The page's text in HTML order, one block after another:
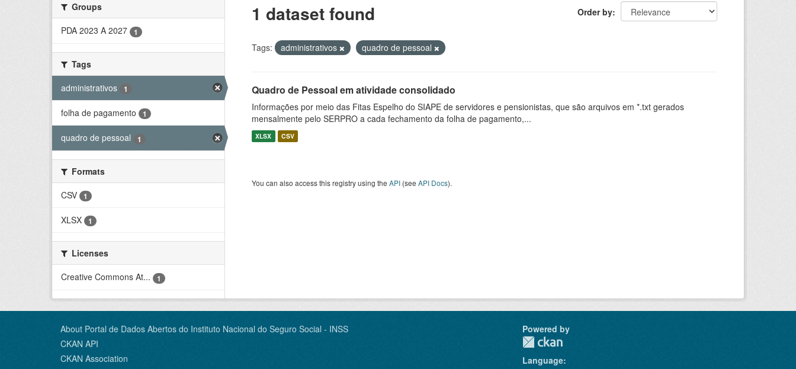
Groups
PDA 2023 A 2027
1
Tags
administrativos
1
folha de pagamento 1
quadro de pessoal 1
Formats
CSV
1
XLSX 1
Licenses
Creative Commons At...
1
Order by
1 dataset found
Tags: administrativos quadro de pessoal
Quadro de Pessoal em atividade consolidado
Informações por meio das Fitas Espelho do SIAPE de servidores e pensionistas, que são arquivos em *.txt gerados
mensalmente pelo SERPRO a cada fechamento da folha de pagamento,...
XLSX CSV
You can also access this registry using the API (see API Docs).
About Portal de Dados Abertos do Instituto Nacional do Seguro Social - INSS
CKAN API
CKAN Association
Powered by
Language